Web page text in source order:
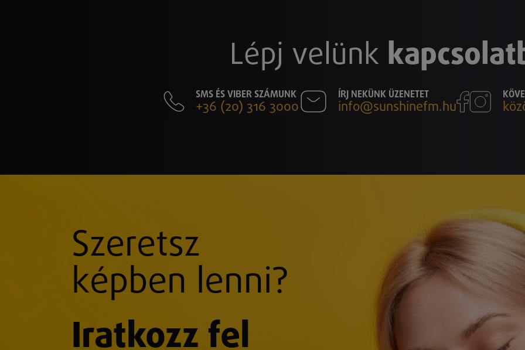
Lépj velünk
SMS ÉS VIBER SZÁMUNK
+36 (20) 316 3000
ÍRJ NEKÜNK ÜZENETET
info@sunshinefm.hu
Szeretsz
képben lenni?
Iratkozz fel